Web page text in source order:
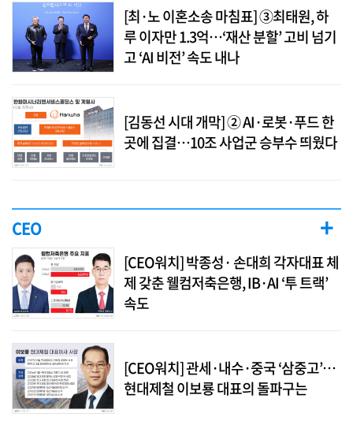
[최·노 이혼소송 마침표] ③최태원, 하
루 이자만 1.3억…‘재산 분할’ 고비 넘기
고 ‘AI 비전’ 속도 내나
[김동선 시대 개막] ② AI·로봇·푸드 한
곳에 집결…10조 사업군 승부수 띄웠다
CEO +
[CEO워치] 박종성· 손대희 각자대표 체
제 갖춘 웰컴저축은행, IB·AI ‘투 트랙’
속도
[CEO워치] 관세·내수·중국 ‘삼중고’…
현대제철 이보룡 대표의 돌파구는